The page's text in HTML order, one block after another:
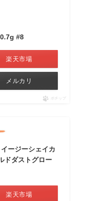
#8
楽天市場
メルカリ
ポチップ
ージーシェイカ
ドダストグロー
楽天市場